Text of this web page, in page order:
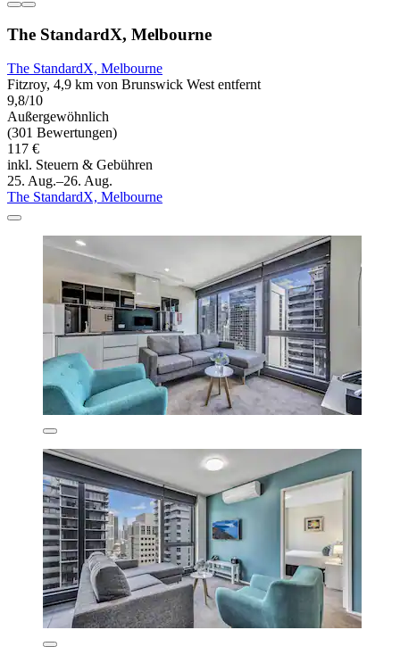
The StandardX, Melbourne
The StandardX, Melbourne
Fitzroy, 4,9 km von Brunswick West entfernt
9,8/10
Außergewöhnlich
(301 Bewertungen)
117 €
inkl. Steuern & Gebühren
25. Aug.–26. Aug.
The StandardX, Melbourne